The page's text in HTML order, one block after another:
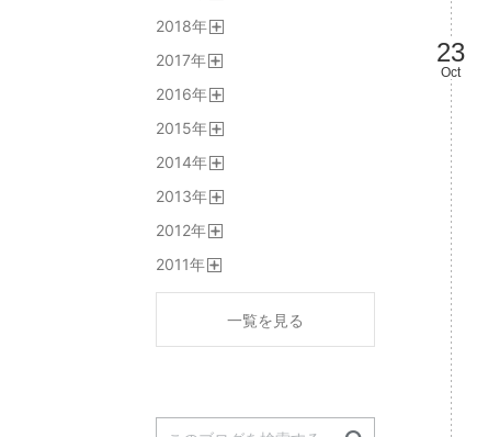
23
Oct
2018年
2017年
2016年
2015年
2014年
2013年
2012年
2011年
一覧を見る